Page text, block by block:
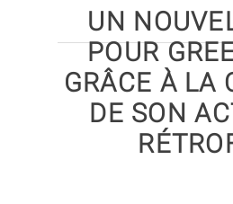
UN
POUR
GRÂCE À LA
DE SON